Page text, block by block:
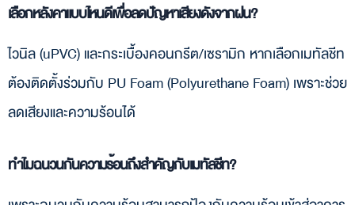
เลือกหลังคาแบบไหนดีเพื่อลดปัญหาเสียงดังจากฝน?
ไวนิล (uPVC) และกระเบื้องคอนกรีต/เซรามิก หากเลือกเมทัลชีท
ต้องติดตั้งร่วมกับ PU Foam (Polyurethane Foam) เพราะช่วย
ลดเสียงและความร้อนได้
ทำไมฉนวนกันความร้อนถึงสำคัญกับเมทัลชีท?